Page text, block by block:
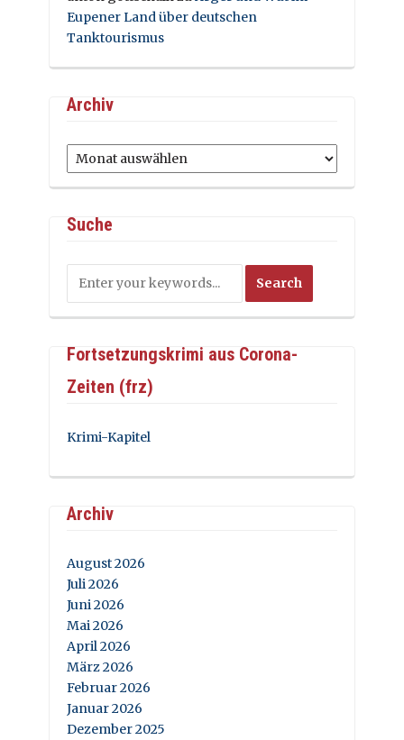
Eupener Land über deutschen
Tanktourismus
Archiv
Archiv
Suche
Fortsetzungskrimi aus Corona-
Zeiten (frz)
Krimi-Kapitel
Archiv
August 2026
Juli 2026
Juni 2026
Mai 2026
April 2026
März 2026
Februar 2026
Januar 2026
Dezember 2025